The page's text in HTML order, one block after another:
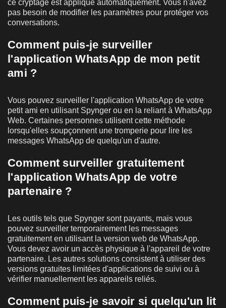
ce cryptage est appliqué automatiquement. Vous n'avez
pas besoin de modifier les paramètres pour protéger vos
conversations.
Comment puis-je surveiller
l'application WhatsApp de mon petit
ami ?
Vous pouvez surveiller l'application WhatsApp de votre
petit ami en utilisant Spynger ou en la reliant à WhatsApp
Web. Certaines personnes utilisent cette méthode
lorsqu'elles soupçonnent une tromperie pour lire les
messages WhatsApp de quelqu'un d'autre.
Comment surveiller gratuitement
l'application WhatsApp de votre
partenaire ?
Les outils tels que Spynger sont payants, mais vous
pouvez surveiller temporairement les messages
gratuitement en utilisant la version web de WhatsApp.
Vous devez avoir un accès physique à l'appareil de votre
partenaire. Les autres solutions consistent à utiliser des
versions gratuites limitées d'applications de suivi ou à
vérifier manuellement les appareils reliés.
Comment puis-je savoir si quelqu'un lit